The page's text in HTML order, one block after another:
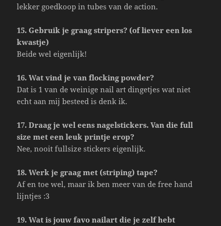
lekker goedkoop in tubes van de action.
15. Gebruik je graag stripers? (of liever een los
kwastje)
Beide wel eigenlijk!
16. Wat vind je van flocking powder?
Dat is 1 van de weinige nail art dingetjes wat niet
echt aan mij besteed is denk ik.
17. Draag je wel eens nagelstickers. Van die full
size met een leuk printje erop?
Nee, nooit fullsize stickers eigenlijk.
18. Werk je graag met (striping) tape?
Af en toe wel, maar ik ben meer van de free hand
lijntjes :3
19. Wat is jouw favo nailart die je zelf hebt